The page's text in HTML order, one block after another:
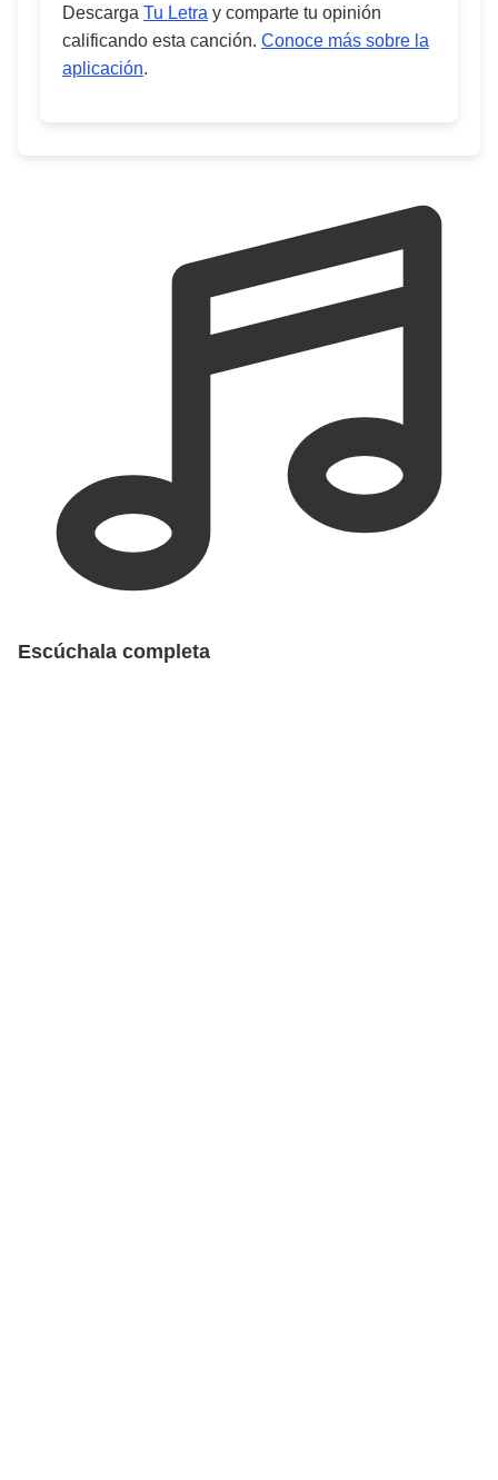
Descarga Tu Letra y comparte tu opinión
calificando esta canción. Conoce más sobre la
aplicación.
Escúchala completa